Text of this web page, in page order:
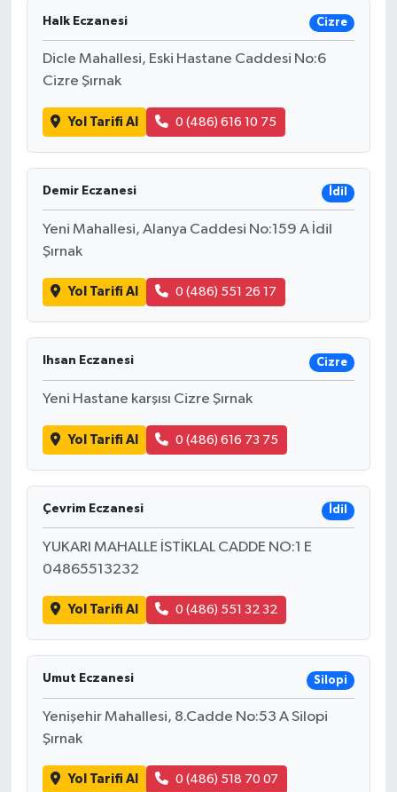
Halk Eczanesi Cizre
Dicle Mahallesi, Eski Hastane Caddesi No:6
Cizre Şırnak
Yol Tarifi Al 0 (486) 616 10 75
Demir Eczanesi İdil
Yeni Mahallesi, Alanya Caddesi No:159 A İdil
Şırnak
Yol Tarifi Al 0 (486) 551 26 17
Ihsan Eczanesi Cizre
Yeni Hastane karşısı Cizre Şırnak
Yol Tarifi Al 0 (486) 616 73 75
Çevrim Eczanesi İdil
YUKARI MAHALLE İSTİKLAL CADDE NO:1 E
04865513232
Yol Tarifi Al 0 (486) 551 32 32
Umut Eczanesi Silopi
Yenişehir Mahallesi, 8.Cadde No:53 A Silopi
Şırnak
Yol Tarifi Al 0 (486) 518 70 07